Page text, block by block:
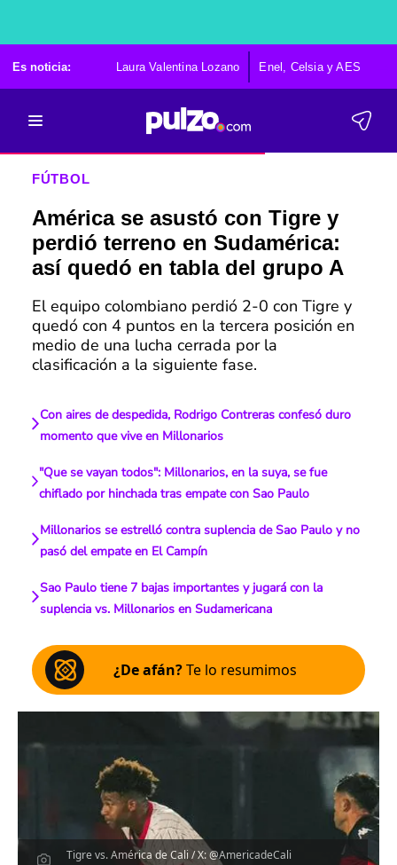
Es noticia: Laura Valentina Lozano Enel, Celsia y AES
FÚTBOL
América se asustó con Tigre y
perdió terreno en Sudamérica:
así quedó en tabla del grupo A
El equipo colombiano perdió 2-0 con Tigre y
quedó con 4 puntos en la tercera posición en
medio de una lucha cerrada por la
clasificación a la siguiente fase.
Con aires de despedida, Rodrigo Contreras confesó duro
momento que vive en Millonarios
"Que se vayan todos": Millonarios, en la suya, se fue
chiflado por hinchada tras empate con Sao Paulo
Millonarios se estrelló contra suplencia de Sao Paulo y no
pasó del empate en El Campín
Sao Paulo tiene 7 bajas importantes y jugará con la
suplencia vs. Millonarios en Sudamericana
¿De afán?Te lo resumimos
Tigre vs. América de Cali / X: @AmericadeCali